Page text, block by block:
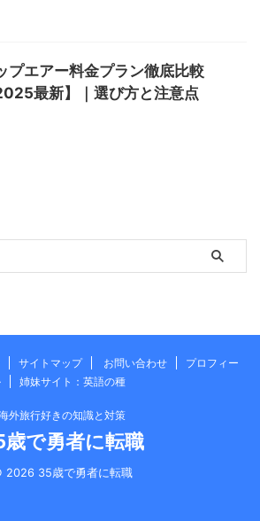
プエアー料金プラン徹底比較
最新】｜選び方と注意点
サイトマップ お問い合わせ
プロフィー
姉妹サイト：英語の種
外旅行好きの知識と対策
で勇者に転職
2026 35歳で勇者に転職